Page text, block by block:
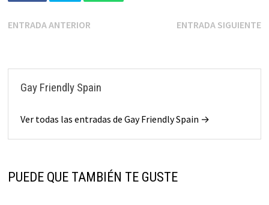
ENTRADA ANTERIOR ENTRADA SIGUIENTE
Gay Friendly Spain
Ver todas las entradas de Gay Friendly Spain →
PUEDE QUE TAMBIÉN TE GUSTE